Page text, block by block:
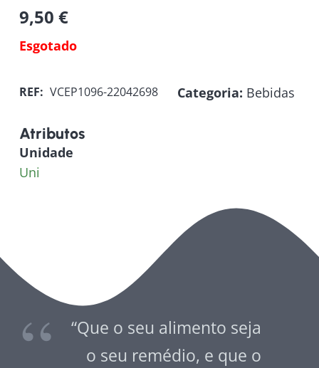
9,50 €
Esgotado
REF: VCEP1096-22042698 Categoria: Bebidas
Atributos
Unidade
Uni
“Que o seu alimento seja
o seu remédio, e que o